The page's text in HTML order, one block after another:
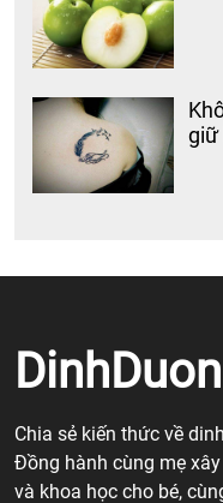
giữ
Chia sẻ kiến thức về
Đồng hành cùng mẹ
và khoa học cho bé,